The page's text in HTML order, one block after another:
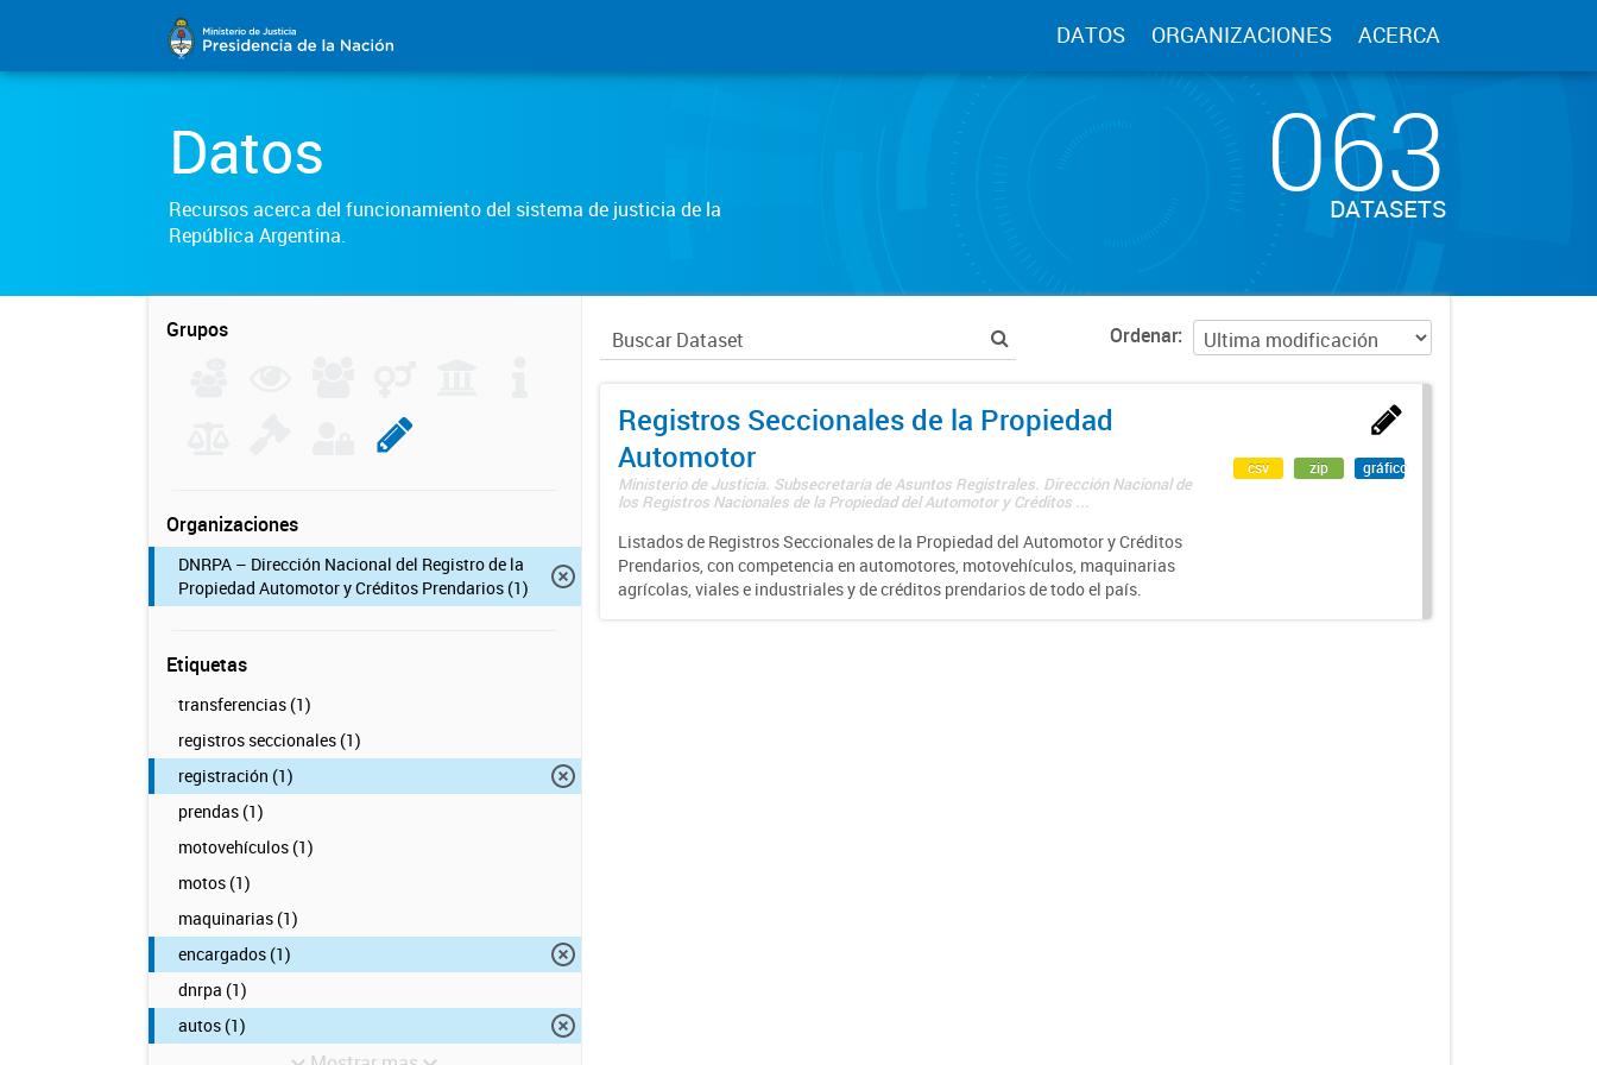
DATOS ORGANIZACIONES ACERCA
Datos
Recursos acerca del funcionamiento del sistema de justicia de la
República Argentina.
063
DATASETS
Grupos
Organizaciones
DNRPA – Dirección Nacional del Registro de la
Propiedad Automotor y Créditos Prendarios (1)
Etiquetas
transferencias (1)
registros seccionales (1)
registración (1)
prendas (1)
motovehículos (1)
motos (1)
maquinarias (1)
encargados (1)
dnrpa (1)
autos (1)
Ordenar
Registros Seccionales de la Propiedad
Automotor
Ministerio de Justicia. Subsecretaría de Asuntos Registrales. Dirección Nacional de
los Registros Nacionales de la Propiedad del Automotor y Créditos ...
Listados de Registros Seccionales de la Propiedad del Automotor y Créditos
Prendarios, con competencia en automotores, motovehículos, maquinarias
agrícolas, viales e industriales y de créditos prendarios de todo el país.
csv zip gráfico